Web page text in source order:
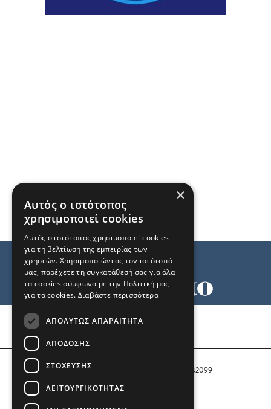
Αριθμός Πιστοποίησης Μ.Η.Τ. 242099
COPYRIGHT © 2026 Το Μανιφέστο
×
Αυτός ο ιστότοπος
χρησιμοποιεί cookies
Αυτός ο ιστότοπος χρησιμοποιεί cookies
για τη βελτίωση της εμπειρίας των
χρηστών. Χρησιμοποιώντας τον ιστότοπό
μας, παρέχετε τη συγκατάθεσή σας για όλα
τα cookies σύμφωνα με την Πολιτική μας
για τα cookies. Διαβάστε περισσότερα
ΑΠΟΛΎΤΩΣ ΑΠΑΡΑΊΤΗΤΑ
ΑΠΌΔΟΣΗΣ
ΣΤΌΧΕΥΣΗΣ
ΛΕΙΤΟΥΡΓΙΚΌΤΗΤΑΣ